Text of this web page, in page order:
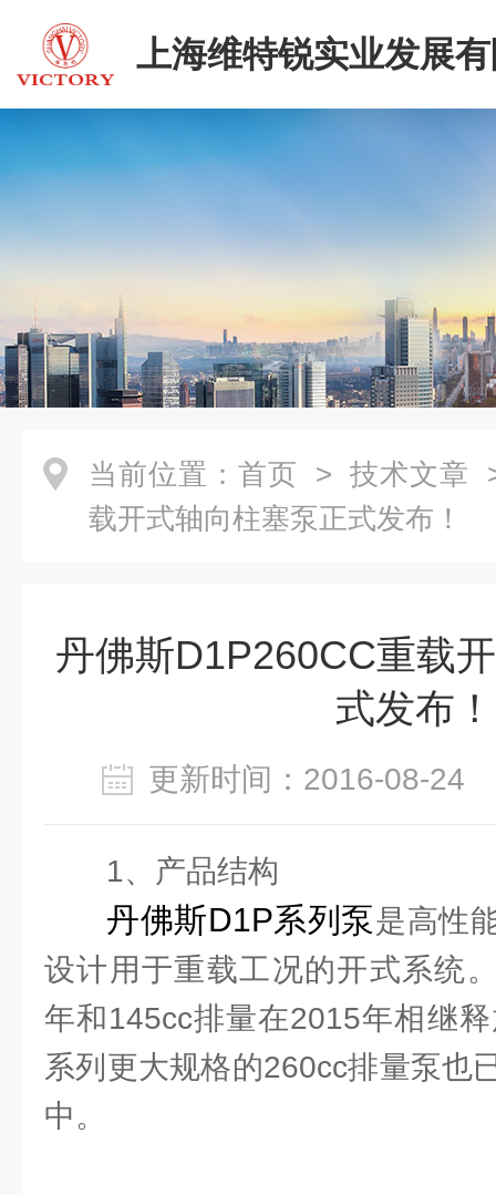
上海维特锐实业发展
二部
当前位置： 首页 > 技术文章
载开式轴向柱塞泵正式发布！
丹佛斯D1P260CC重载
式发布！
更新时间：2016-08-
1、产品结构
丹佛斯D1P系列泵是高性
设计用于重载工况的开式系统
年和145cc排量在2015年相继
系列更大规格的260cc排量泵也
中。